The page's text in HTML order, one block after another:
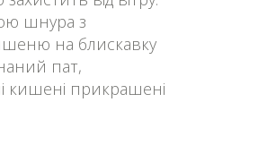
шнура з
на блискавку
пат,
кишені прикрашені